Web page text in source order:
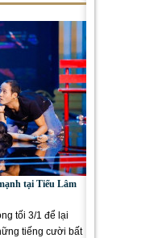
tại Tiếu Lâm
tối 3/1 để lại
tiếng cười bất